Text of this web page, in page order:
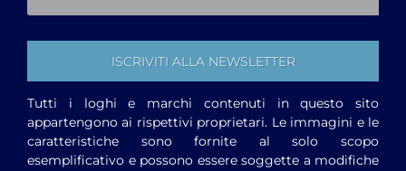
Tutti i loghi e marchi contenuti in questo sito
appartengono ai rispettivi proprietari. Le immagini e le
caratteristiche sono fornite al solo scopo
esemplificativo e possono essere soggette a modifiche